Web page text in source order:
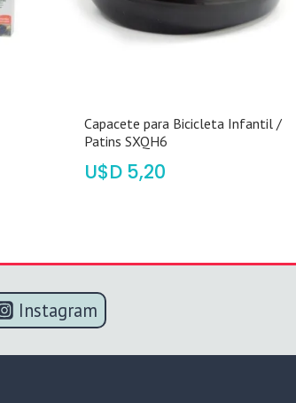
Capacete para Bicicleta Infantil /
Patins SXQH6
$ 5,20
Instagram